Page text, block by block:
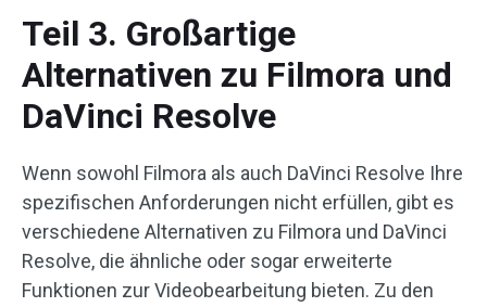
Teil 3. Großartige
Alternativen zu Filmora und
DaVinci Resolve
Wenn sowohl Filmora als auch DaVinci Resolve Ihre
spezifischen Anforderungen nicht erfüllen, gibt es
verschiedene Alternativen zu Filmora und DaVinci
Resolve, die ähnliche oder sogar erweiterte
Funktionen zur Videobearbeitung bieten. Zu den